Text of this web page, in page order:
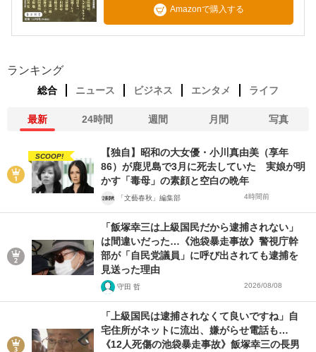
Amazonで購入する
ランキング
総合 ニュース ビジネス エンタメ ライフ
最新 24時間 週間 月間 写真
SCOOP!
【独自】昭和の大女優・小川真由美（享年
86）が鹿児島で3月に死去していた 実娘が明
かす「毒母」の素顔と空白の晩年
「文藝春秋」編集部 4時間前
「飯塚幸三は上級国民だから逮捕されない」
は間違いだった…《池袋暴走事故》警視庁幹
部が「自民党議員」に呼び出されても逮捕を
見送った理由
守田 哲 2026/08/08
「上級国民は逮捕されなくて良いですね」自
宅住所がネットに流出、嫌がらせ電話も…
《12人死傷の池袋暴走事故》飯塚幸三の長男